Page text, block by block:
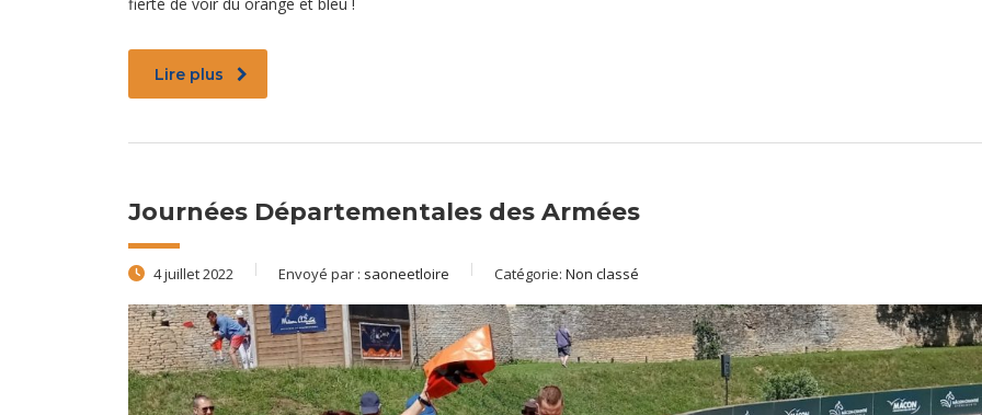
fierté de voir du orange et bleu !
Lire plus
Journées Départementales des Armées
4 juillet 2022 Envoyé par : saoneetloire Catégorie: Non classé